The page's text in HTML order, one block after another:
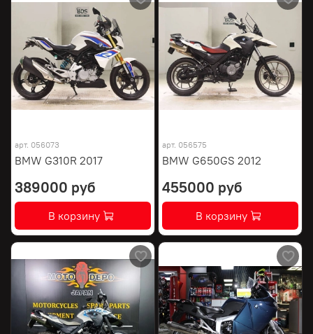
арт. 056073
BMW G310R 2017
389000 руб
В корзину
арт. 056575
BMW G650GS 2012
455000 руб
В корзину